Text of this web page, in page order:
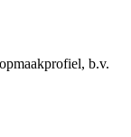
b.v.